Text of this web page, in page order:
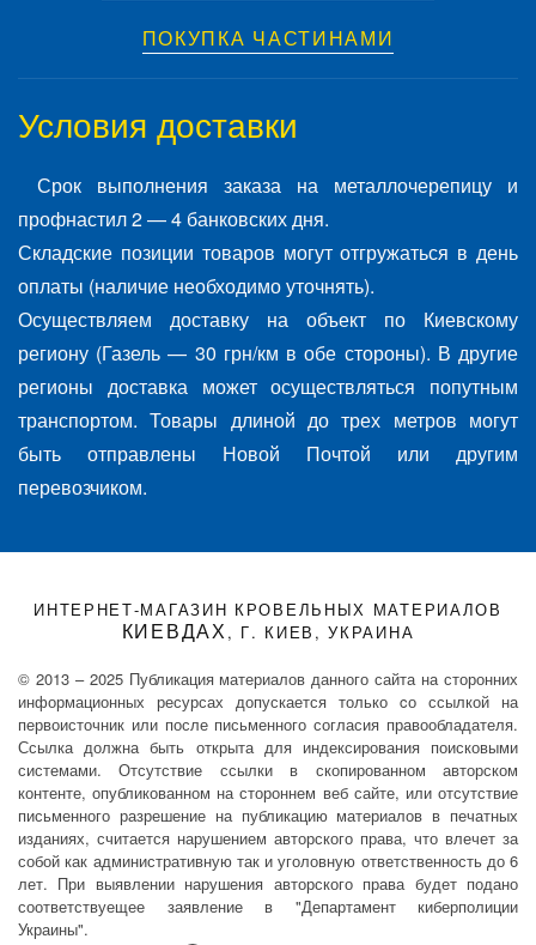
ПОКУПКА ЧАСТИНАМИ
Условия доставки
Срок выполнения заказа на металлочерепицу и
профнастил 2 — 4 банковских дня.
Складские позиции товаров могут отгружаться в день
оплаты (наличие необходимо уточнять).
Осуществляем доставку на объект по Киевскому
региону (Газель — 30 грн/км в обе стороны). В другие
регионы доставка может осуществляться попутным
транспортом. Товары длиной до трех метров могут
быть отправлены Новой Почтой или другим
перевозчиком.
ИНТЕРНЕТ-МАГАЗИН КРОВЕЛЬНЫХ МАТЕРИАЛОВ
КИЕВДАХ , Г. КИЕВ, УКРАИНА
© 2013 – 2025 Публикация материалов данного сайта на сторонних
информационных ресурсах допускается только cо ссылкой на
первоисточник или после письменного согласия правообладателя.
Ссылка должна быть открыта для индексирования поисковыми
системами. Отсутствие ссылки в скопированном авторском
контенте, опубликованном на стороннем веб сайте, или отсутствие
письменного разрешение на публикацию материалов в печатных
изданиях, считается нарушением авторского права, что влечет за
собой как административную так и уголовную ответственность до 6
лет. При выявлении нарушения авторского права будет подано
соответствуещее заявление в "Департамент киберполиции
Украины".